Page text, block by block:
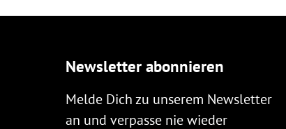
Newsletter abonnieren
Melde Dich zu unserem Newsletter
an und verpasse nie wieder